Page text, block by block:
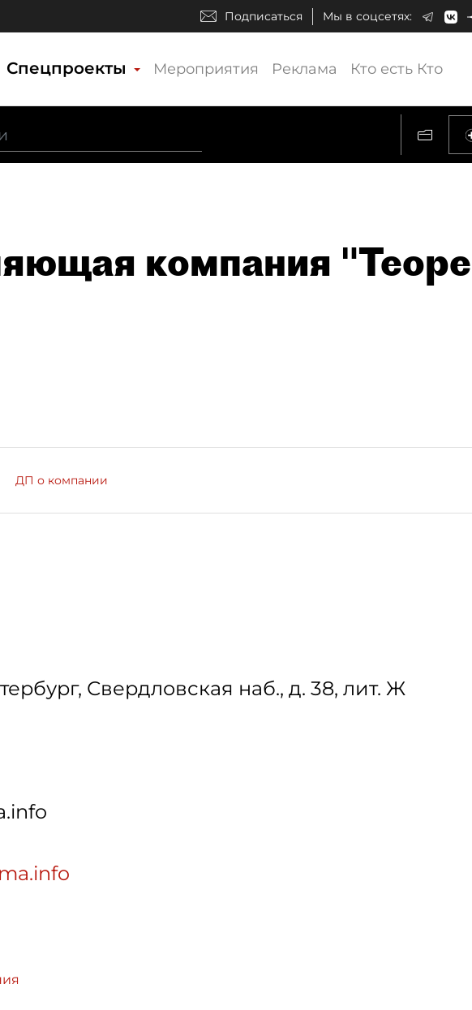
Подписаться Мы в соцсетях:
Спецпроекты Мероприятия Реклама Кто есть Кто
компания
ДП о компании
, Свердловская наб., д. 38, лит. Ж